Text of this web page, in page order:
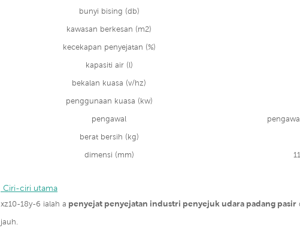
bunyi bising (db)
kawasan berkesan (m2)
kecekapan penyejatan (%)
kapasiti air (l)
bekalan kuasa (v/hz)
penggunaan kuasa (kw)
pengawal
berat bersih (kg)
dimensi (mm)
Ciri-ciri utama
xz10-18y-6 ialah a penyejat penyejatan industri penyejuk udara padang pasir
jauh.